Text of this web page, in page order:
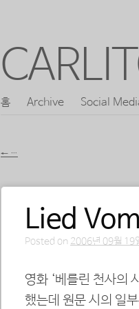
콘
바
홈 Archive Social
포스트 내비게
← …
Lied
Posted on 2006년 09월 19
영화 ‘베를린 천사의
했는데 원문 시의 일